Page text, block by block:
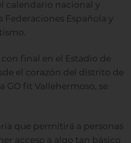
calendario nacional y
Federaciones Española y
final en el Estadio de
el corazón del distrito de
GO fit Vallehermoso, se
que permitirá a personas
acceso a algo tan básico